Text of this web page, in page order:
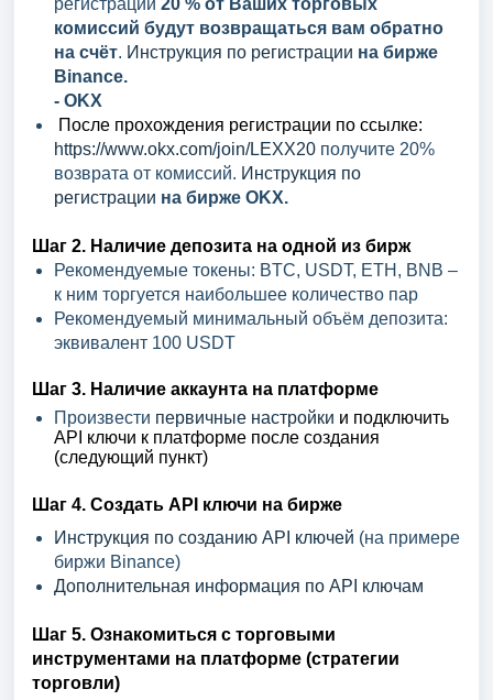
регистрации 20 % от Ваших торговых
комиссий будут возвращаться вам обратно
на счёт. Инструкция по регистрации на бирже
Binance.
- OKX
После прохождения регистрации по ссылке:
https://www.okx.com/join/LEXX20 получите 20%
возврата от комиссий. Инструкция по
регистрации на бирже OKX.
Шаг 2. Наличие депозита на одной из бирж
Рекомендуемые токены: BTC, USDT, ETH, BNB –
к ним торгуется наибольшее количество пар
Рекомендуемый минимальный объём депозита:
эквивалент 100 USDT
Шаг 3. Наличие аккаунта на платформе
Произвести первичные настройки и подключить
API ключи к платформе после создания
(следующий пункт)
Шаг 4. Создать API ключи на бирже
Инструкция по созданию API ключей (на примере
биржи Binance)
Дополнительная информация по API ключам
Шаг 5. Ознакомиться с торговыми
инструментами на платформе (стратегии
торговли)